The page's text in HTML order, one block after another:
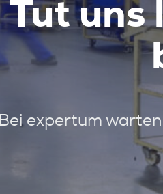
Tut uns
Bei expertum